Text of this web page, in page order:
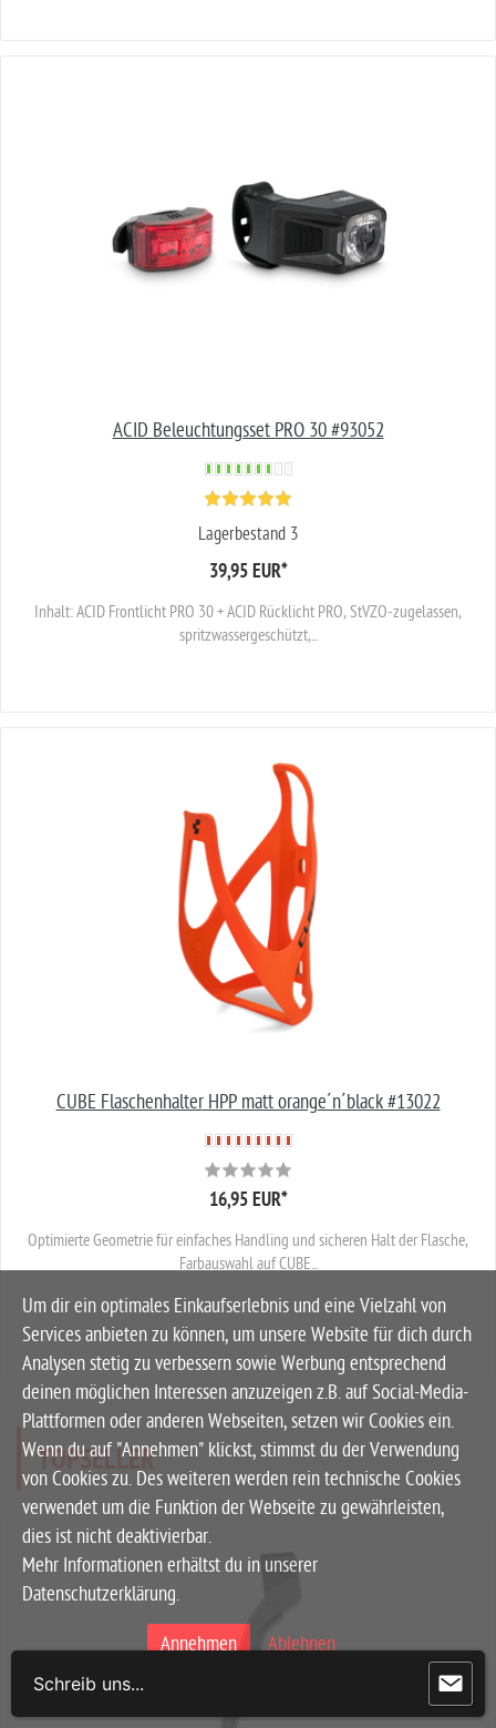
ACID Beleuchtungsset PRO 30 #93052
Lagerbestand 3
39,95 EUR*
Inhalt: ACID Frontlicht PRO 30 + ACID Rücklicht PRO, StVZO-zugelassen,
spritzwassergeschützt,...
CUBE Flaschenhalter HPP matt orange´n´black #13022
16,95 EUR*
Optimierte Geometrie für einfaches Handling und sicheren Halt der Flasche,
Farbauswahl auf CUBE...
TOPSELLER
Um dir ein optimales Einkaufserlebnis und eine Vielzahl von
Services anbieten zu können, um unsere Website für dich durch
Analysen stetig zu verbessern sowie Werbung entsprechend
deinen möglichen Interessen anzuzeigen z.B. auf Social-Media-
Plattformen oder anderen Webseiten, setzen wir Cookies ein.
Wenn du auf "Annehmen" klickst, stimmst du der Verwendung
von Cookies zu. Des weiteren werden rein technische Cookies
verwendet um die Funktion der Webseite zu gewährleisten,
dies ist nicht deaktivierbar.
Mehr Informationen erhältst du in unserer
Datenschutzerklärung.
Annehmen Ablehnen
Nur technisch notwendige Cookies laden
Schreib uns...